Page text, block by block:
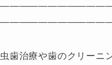
虫歯治療や歯のクリーニ